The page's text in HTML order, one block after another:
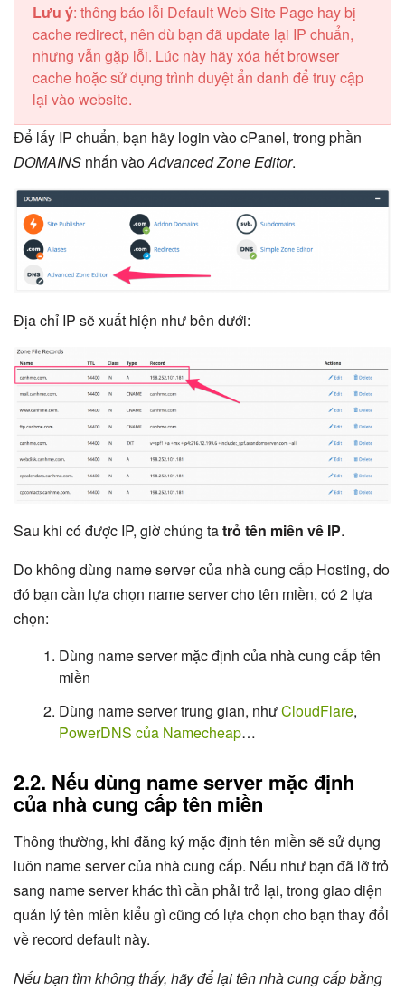
Lưu ý: thông báo lỗi Default Web Site Page hay bị
cache redirect, nên dù bạn đã update lại IP chuẩn,
nhưng vẫn gặp lỗi. Lúc này hãy xóa hết browser
cache hoặc sử dụng trình duyệt ẩn danh để truy cập
lại vào website.
Để lấy IP chuẩn, bạn hãy login vào cPanel, trong phần
DOMAINSnhấn vàoAdvanced Zone Editor.
Địa chỉ IP sẽ xuất hiện như bên dưới:
Sau khi có được IP, giờ chúng tatrỏ tên miền về IP.
Do không dùng name server của nhà cung cấp Hosting, do
đó bạn cần lựa chọn name server cho tên miền, có 2 lựa
chọn:
Dùng name server mặc định của nhà cung cấp tên
miền
Dùng name server trung gian, nhưCloudFlare,
PowerDNS của Namecheap…
2.2. Nếu dùng name server mặc định
của nhà cung cấp tên miền
Thông thường, khi đăng ký mặc định tên miền sẽ sử dụng
luôn name server của nhà cung cấp. Nếu như bạn đã lỡ trỏ
sang name server khác thì cần phải trỏ lại, trong giao diện
quản lý tên miền kiểu gì cũng có lựa chọn cho bạn thay đổi
về record default này.
Nếu bạn tìm không thấy, hãy để lại tên nhà cung cấp bằng